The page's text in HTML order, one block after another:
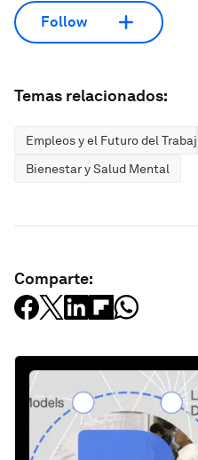
Follow
Temas relacionados:
Empleos y el Futuro del Trabajo
Bienestar y Salud Mental
Comparte: